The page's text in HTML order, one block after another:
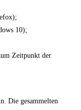
10);
Zeitpunkt der
Die gesammelten